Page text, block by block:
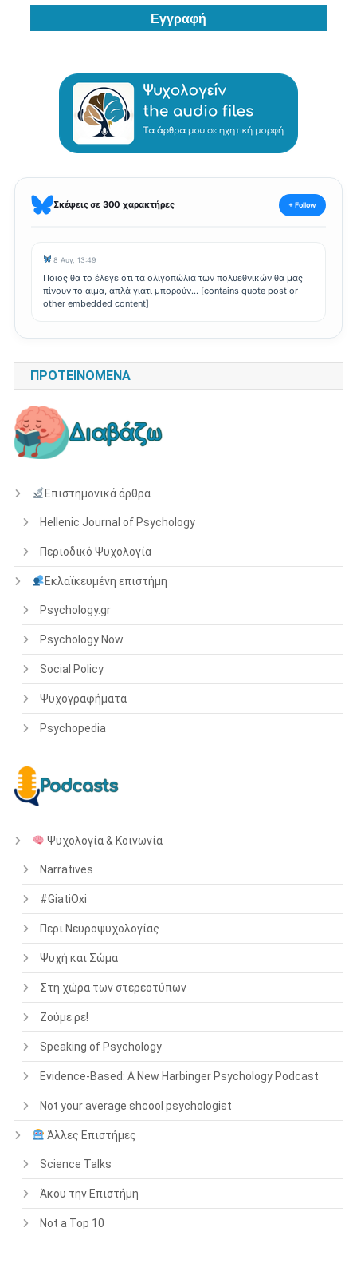
Σκέψεις σε 300 χαρακτήρες + Follow
8 Αυγ, 13:49
Ποιος θα το έλεγε ότι τα ολιγοπώλια των πολυεθνικών θα μας
πίνουν το αίμα, απλά γιατί μπορούν... [contains quote post or
other embedded content]
ΠΡΟΤΕΙΝΌΜΕΝΑ
Επιστημονικά άρθρα
Hellenic Journal of Psychology
Περιοδικό Ψυχολογία
Εκλαϊκευμένη επιστήμη
Psychology.gr
Psychology Now
Social Policy
Ψυχογραφήματα
Psychopedia
Ψυχολογία & Κοινωνία
Narratives
#GiatiOxi
Περι Νευροψυχολογίας
Ψυχή και Σώμα
Στη χώρα των στερεοτύπων
Ζούμε ρε!
Speaking of Psychology
Evidence-Based: A New Harbinger Psychology Podcast
Not your average shcool psychologist
Άλλες Επιστήμες
Science Talks
Άκου την Επιστήμη
Not a Top 10